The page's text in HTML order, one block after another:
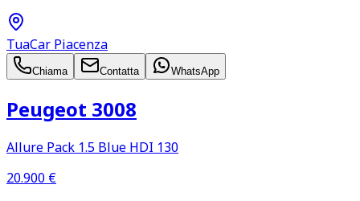
TuaCar Piacenza
Chiama Contatta WhatsApp
Peugeot 3008
Allure Pack 1.5 Blue HDI 130
20.900 €